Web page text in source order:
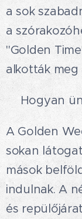
a sok
a
"Golden
alkották meg
💛Hogyan
A Golden
sokan
mások
indulnak. A
és